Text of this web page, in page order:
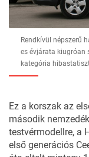
Rendkívül népszerű
es évjárata kiugróan
kategória
Ez a korszak az
második
testvérmodellre, a
első generációs